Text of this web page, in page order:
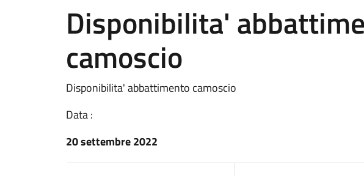
Disponibilita'
camoscio
Disponibilita' abbattimento camoscio
Data :
20 settembre 2022